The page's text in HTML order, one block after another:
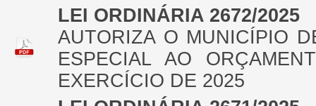
LEI ORDINÁRIA 2672/2025
AUTORIZA O MUNICÍPIO
ESPECIAL AO
EXERCÍCIO DE 2025